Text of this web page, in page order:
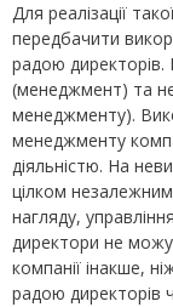
Для реалізації
передбачити
радою директорів.
(менеджмент) та
менеджменту).
менеджменту
діяльністю. На
цілком
нагляду,
директори не
компанії інакше,
радою директорів